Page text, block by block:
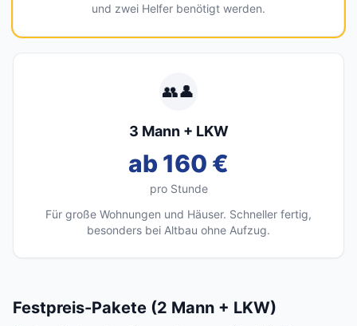
und zwei Helfer benötigt werden.
👥👤
3 Mann + LKW
ab 160 €
pro Stunde
Für große Wohnungen und Häuser. Schneller fertig,
besonders bei Altbau ohne Aufzug.
Festpreis-Pakete (2 Mann + LKW)